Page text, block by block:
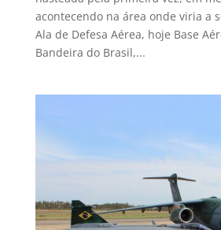
acontecendo na área onde viria a
Ala de Defesa Aérea, hoje Base
Bandeira do Brasil,...